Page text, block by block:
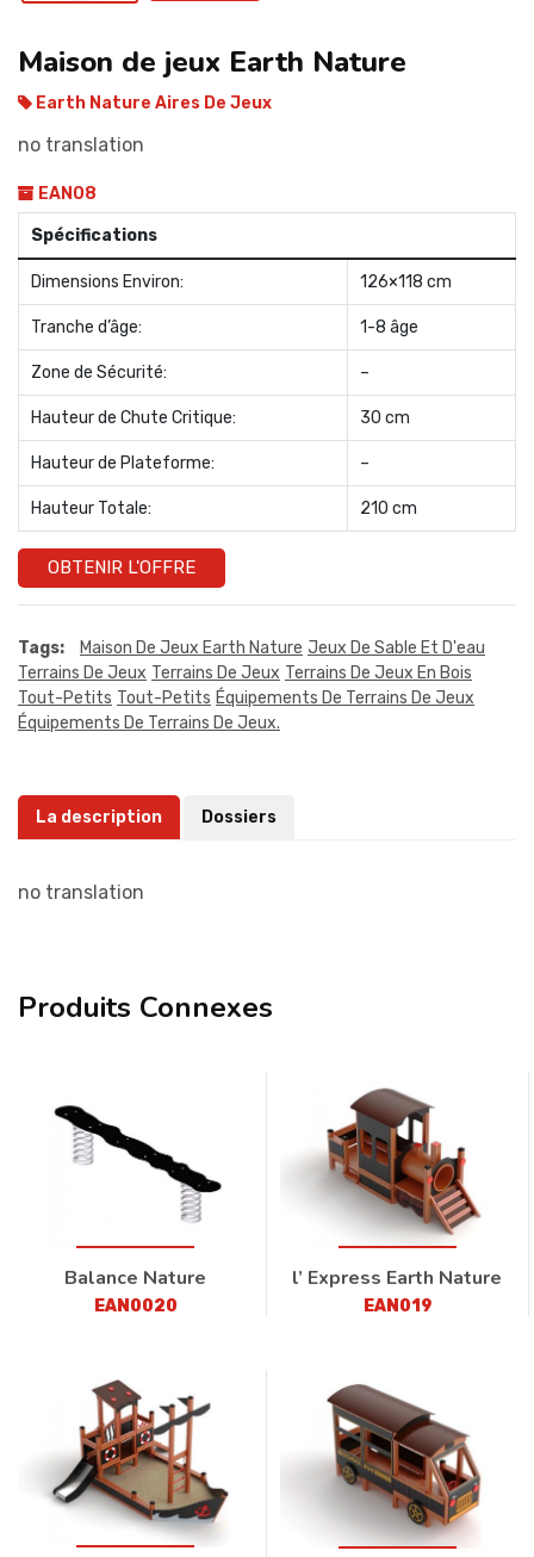
Maison de jeux Earth Nature
Earth Nature Aires De Jeux
no translation
EAN08
Spécifications
Dimensions Environ: 126×118 cm
Tranche d’âge: 1-8 âge
Zone de Sécurité: –
Hauteur de Chute Critique: 30 cm
Hauteur de Plateforme: –
Hauteur Totale: 210 cm
OBTENIR L'OFFRE
Tags: Maison De Jeux Earth Nature Jeux De Sable Et D'eau
Terrains De Jeux Terrains De Jeux Terrains De Jeux En Bois
Tout-Petits Tout-Petits Équipements De Terrains De Jeux
Équipements De Terrains De Jeux.
La description Dossiers
no translation
Produits Connexes
Balance Nature
EAN0020
l’ Express Earth Nature
EAN019